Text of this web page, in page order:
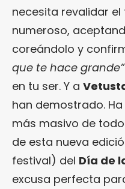
necesita revalidar
numeroso,
coreándolo y
que te hace grande”
en tu ser. Y a
han demostrado.
más masivo de
de esta nueva
festival) del Día de
excusa perfecta